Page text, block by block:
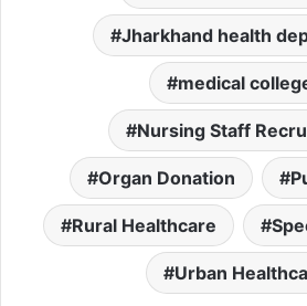
Jharkhand health
medical
Nursing Staff
Organ Donation
Rural Healthcare
Urban